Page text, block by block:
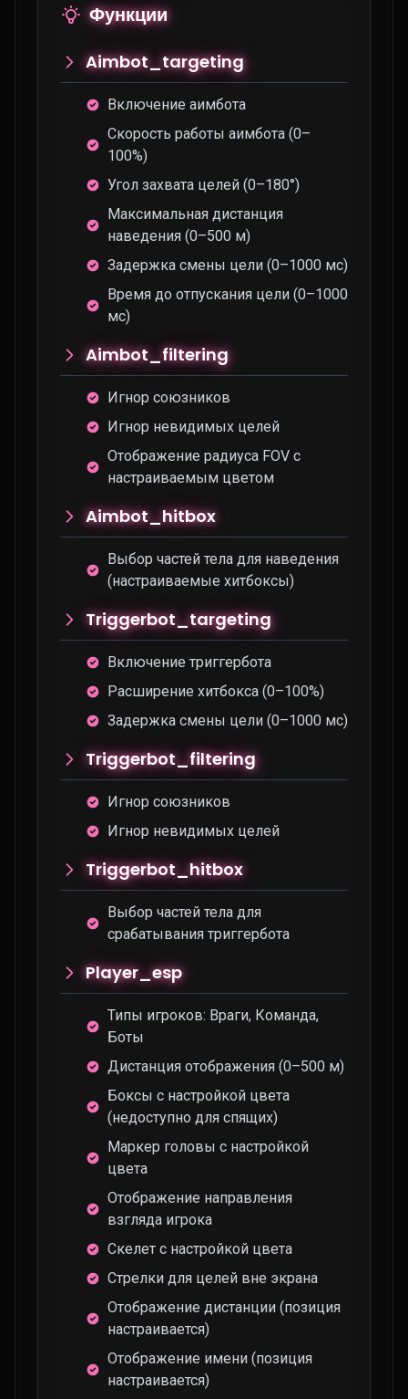
Функции
Aimbot_targeting
Включение аимбота
Скорость работы аимбота (0–
100%)
Угол захвата целей (0–180°)
Максимальная дистанция
наведения (0–500 м)
Задержка смены цели (0–1000 мс)
Время до отпускания цели (0–1000
мс)
Aimbot_filtering
Игнор союзников
Игнор невидимых целей
Отображение радиуса FOV с
настраиваемым цветом
Aimbot_hitbox
Выбор частей тела для наведения
(настраиваемые хитбоксы)
Triggerbot_targeting
Включение триггербота
Расширение хитбокса (0–100%)
Задержка смены цели (0–1000 мс)
Triggerbot_filtering
Игнор союзников
Игнор невидимых целей
Triggerbot_hitbox
Выбор частей тела для
срабатывания триггербота
Player_esp
Типы игроков: Враги, Команда,
Боты
Дистанция отображения (0–500 м)
Боксы с настройкой цвета
(недоступно для спящих)
Маркер головы с настройкой
цвета
Отображение направления
взгляда игрока
Скелет с настройкой цвета
Стрелки для целей вне экрана
Отображение дистанции (позиция
настраивается)
Отображение имени (позиция
настраивается)